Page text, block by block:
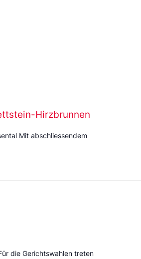
Hirzbrunnen
Mit abschliessendem
die Gerichtswahlen treten